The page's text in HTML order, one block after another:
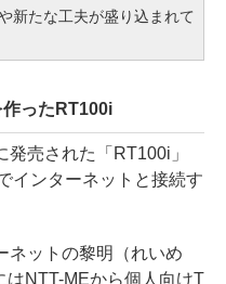
新たな工夫が盛り込まれて
ったRT100i
売された「RT100i」
インターネットと接続す
ットの黎明（れいめ
はNTT-MEから個人向けT